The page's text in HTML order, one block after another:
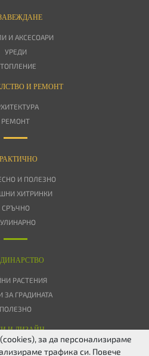
И АКСЕСОАРИ
УРЕДИ
И РЕМОНТ
РЕМОНТ
И ПОЛЕЗНО
ХИТРИНКИ
СРЪЧНО
РАСТЕНИЯ
ЗА ГРАДИНАТА
ПОЛЕЗНО
И ДИЗАЙН
за да персонализираме
трафика си. Повече